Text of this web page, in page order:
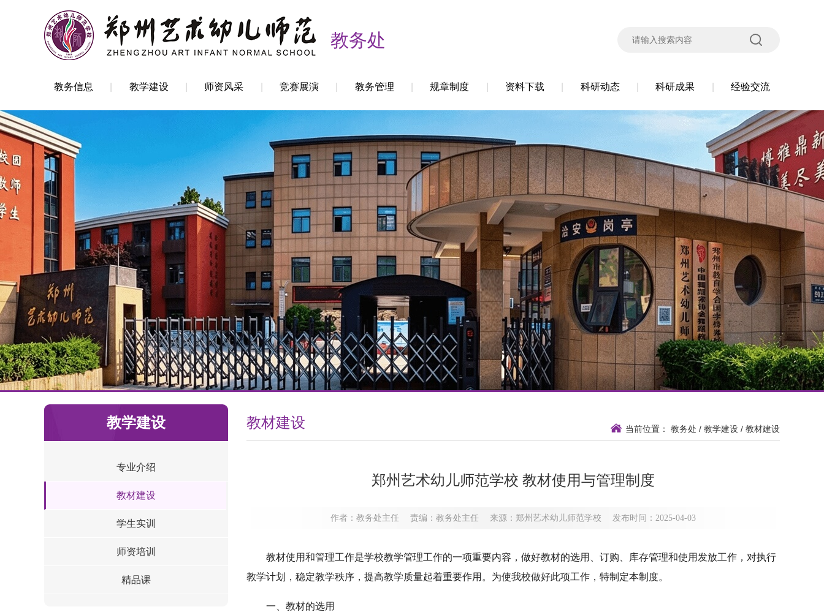
教务处
教务信息 教学建设 师资风采 竞赛展演 教务管理 规章制度 资料下载 科研动态 科研成果 经验交流
教学建设
专业介绍
教材建设
学生实训
师资培训
精品课
教材建设 当前位置： 教务处 / 教学建设 / 教材建设
郑州艺术幼儿师范学校 教材使用与管理制度
作者：教务处主任 责编：教务处主任 来源：郑州艺术幼儿师范学校 发布时间：2025-04-03
教材使用和管理工作是学校教学管理工作的一项重要内容，做好教材的选用、订购、库存管理和使用发放工作，对执行
教学计划，稳定教学秩序，提高教学质量起着重要作用。为使我校做好此项工作，特制定本制度。
一、教材的选用